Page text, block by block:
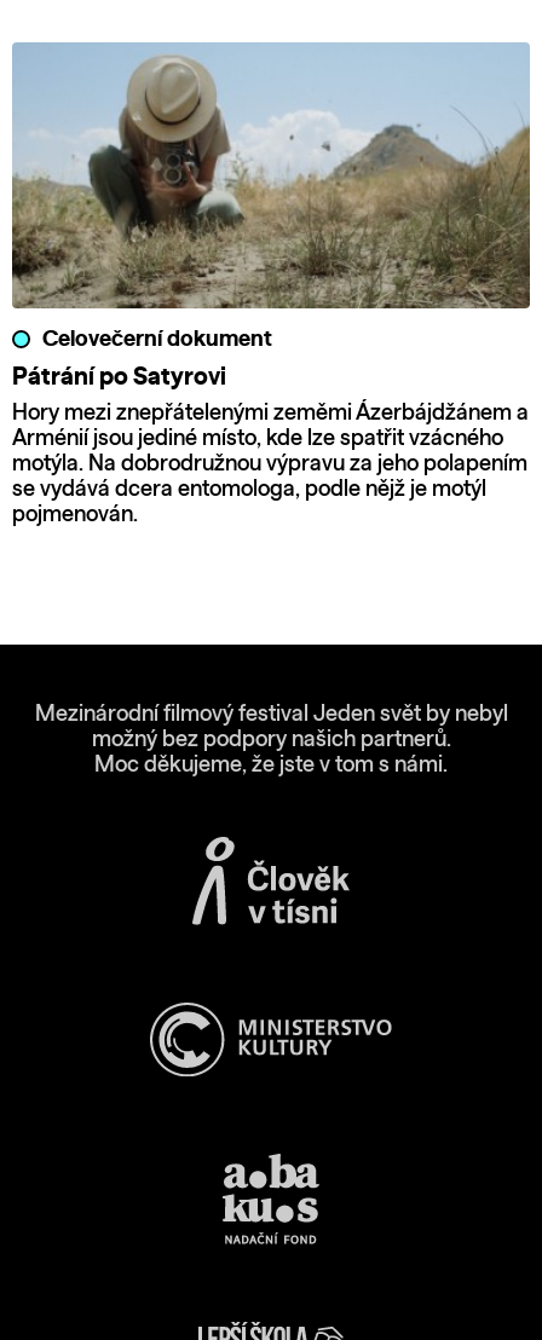
Celovečerní dokument
Pátrání po Satyrovi
Hory mezi znepřátelenými zeměmi Ázerbájdžánem a
Arménií jsou jediné místo, kde lze spatřit vzácného
motýla. Na dobrodružnou výpravu za jeho polapením
se vydává dcera entomologa, podle nějž je motýl
pojmenován.
Mezinárodní filmový festival Jeden svět by nebyl
možný bez podpory našich partnerů.
Moc děkujeme, že jste v tom s námi.